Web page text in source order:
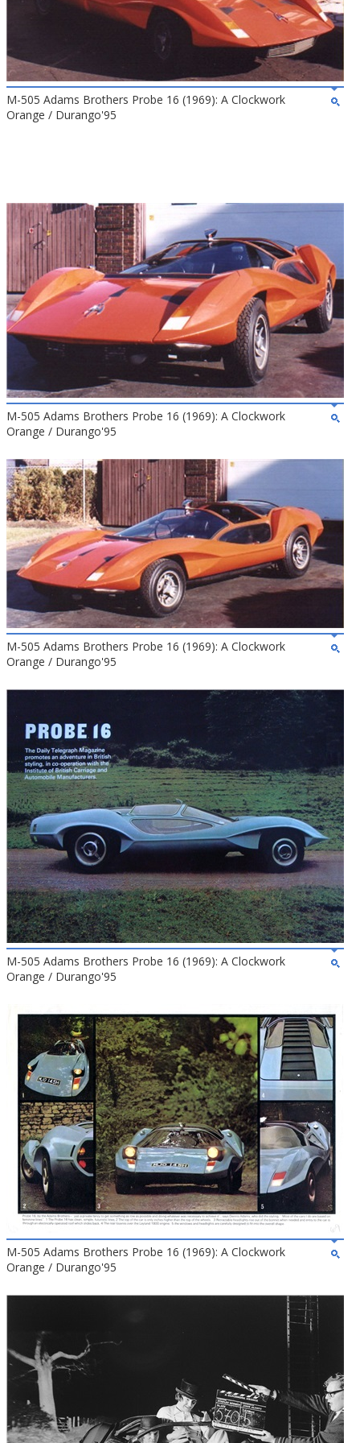
M-505 Adams Brothers Probe 16 (1969): A Clockwork
Orange / Durango'95
M-505 Adams Brothers Probe 16 (1969): A Clockwork
Orange / Durango'95
M-505 Adams Brothers Probe 16 (1969): A Clockwork
Orange / Durango'95
M-505 Adams Brothers Probe 16 (1969): A Clockwork
Orange / Durango'95
M-505 Adams Brothers Probe 16 (1969): A Clockwork
Orange / Durango'95